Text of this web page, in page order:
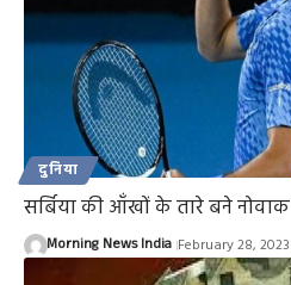
दुनिया
सर्बिया की आँखों के तारे बने नोवाक
Morning News India February 28, 2023